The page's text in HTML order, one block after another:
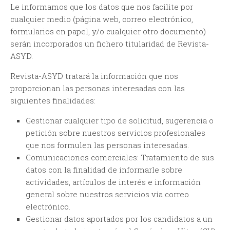
Le informamos que los datos que nos facilite por
cualquier medio (página web, correo electrónico,
formularios en papel, y/o cualquier otro documento)
serán incorporados un fichero titularidad de Revista-
ASYD.
Revista-ASYD tratará la información que nos
proporcionan las personas interesadas con las
siguientes finalidades:
Gestionar cualquier tipo de solicitud, sugerencia o
petición sobre nuestros servicios profesionales
que nos formulen las personas interesadas.
Comunicaciones comerciales​: Tratamiento de sus
datos con la finalidad de informarle sobre
actividades, artículos de interés e información
general sobre nuestros servicios vía correo
electrónico.
Gestionar datos aportados por los candidatos a un